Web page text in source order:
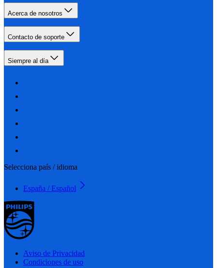
Acerca de nosotros
Contacto de soporte
Siempre al día
Selecciona país / idioma
España / Español
Aviso de Privacidad
Condiciones de uso